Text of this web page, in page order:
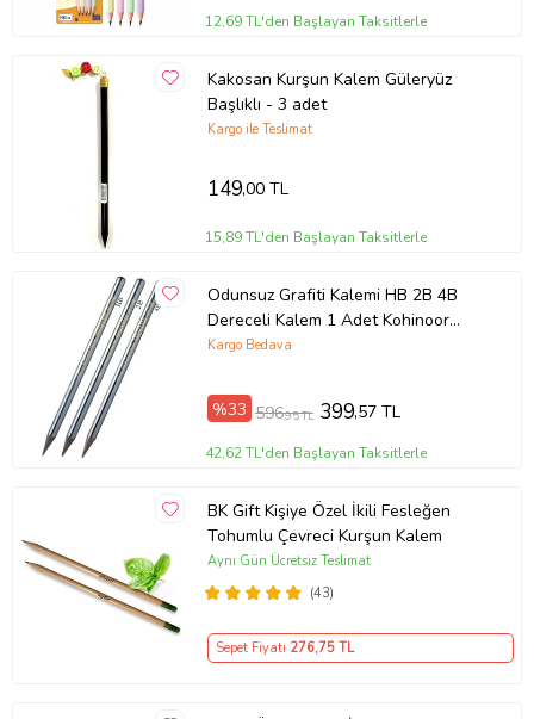
12,69 TL'den Başlayan Taksitlerle
Kakosan Kurşun Kalem Güleryüz
Başlıklı - 3 adet
Kargo ile Teslimat
149,00 TL
15,89 TL'den Başlayan Taksitlerle
Odunsuz Grafiti Kalemi HB 2B 4B
Dereceli Kalem 1 Adet Kohinoor
Kömür Kalemi Füzen Kalemi Eskiz ve
Kargo Bedava
%33 596,95 TL 399,57 TL
42,62 TL'den Başlayan Taksitlerle
BK Gift Kişiye Özel İkili Fesleğen
Tohumlu Çevreci Kurşun Kalem
(43)
Aynı Gün Ücretsiz Teslimat
Sepet Fiyatı 276,75 TL